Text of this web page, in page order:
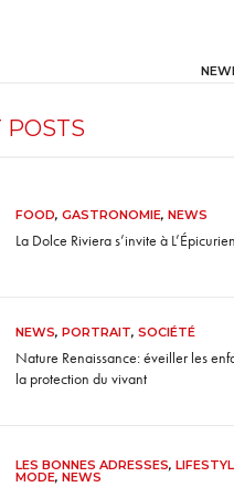
POSTS
FOOD, GASTRONOMIE, NEWS
La Dolce Riviera s’invite à
NEWS, PORTRAIT, SOCIÉTÉ
Nature Renaissance: éveiller les
la protection du vivant
LES BONNES ADRESSES,
MODE, NEWS